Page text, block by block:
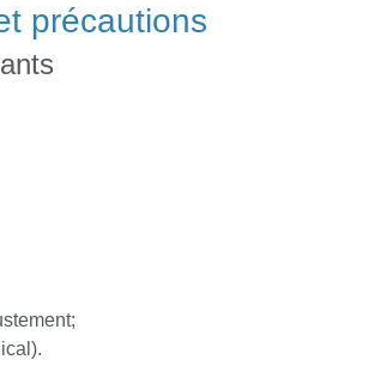
précautions